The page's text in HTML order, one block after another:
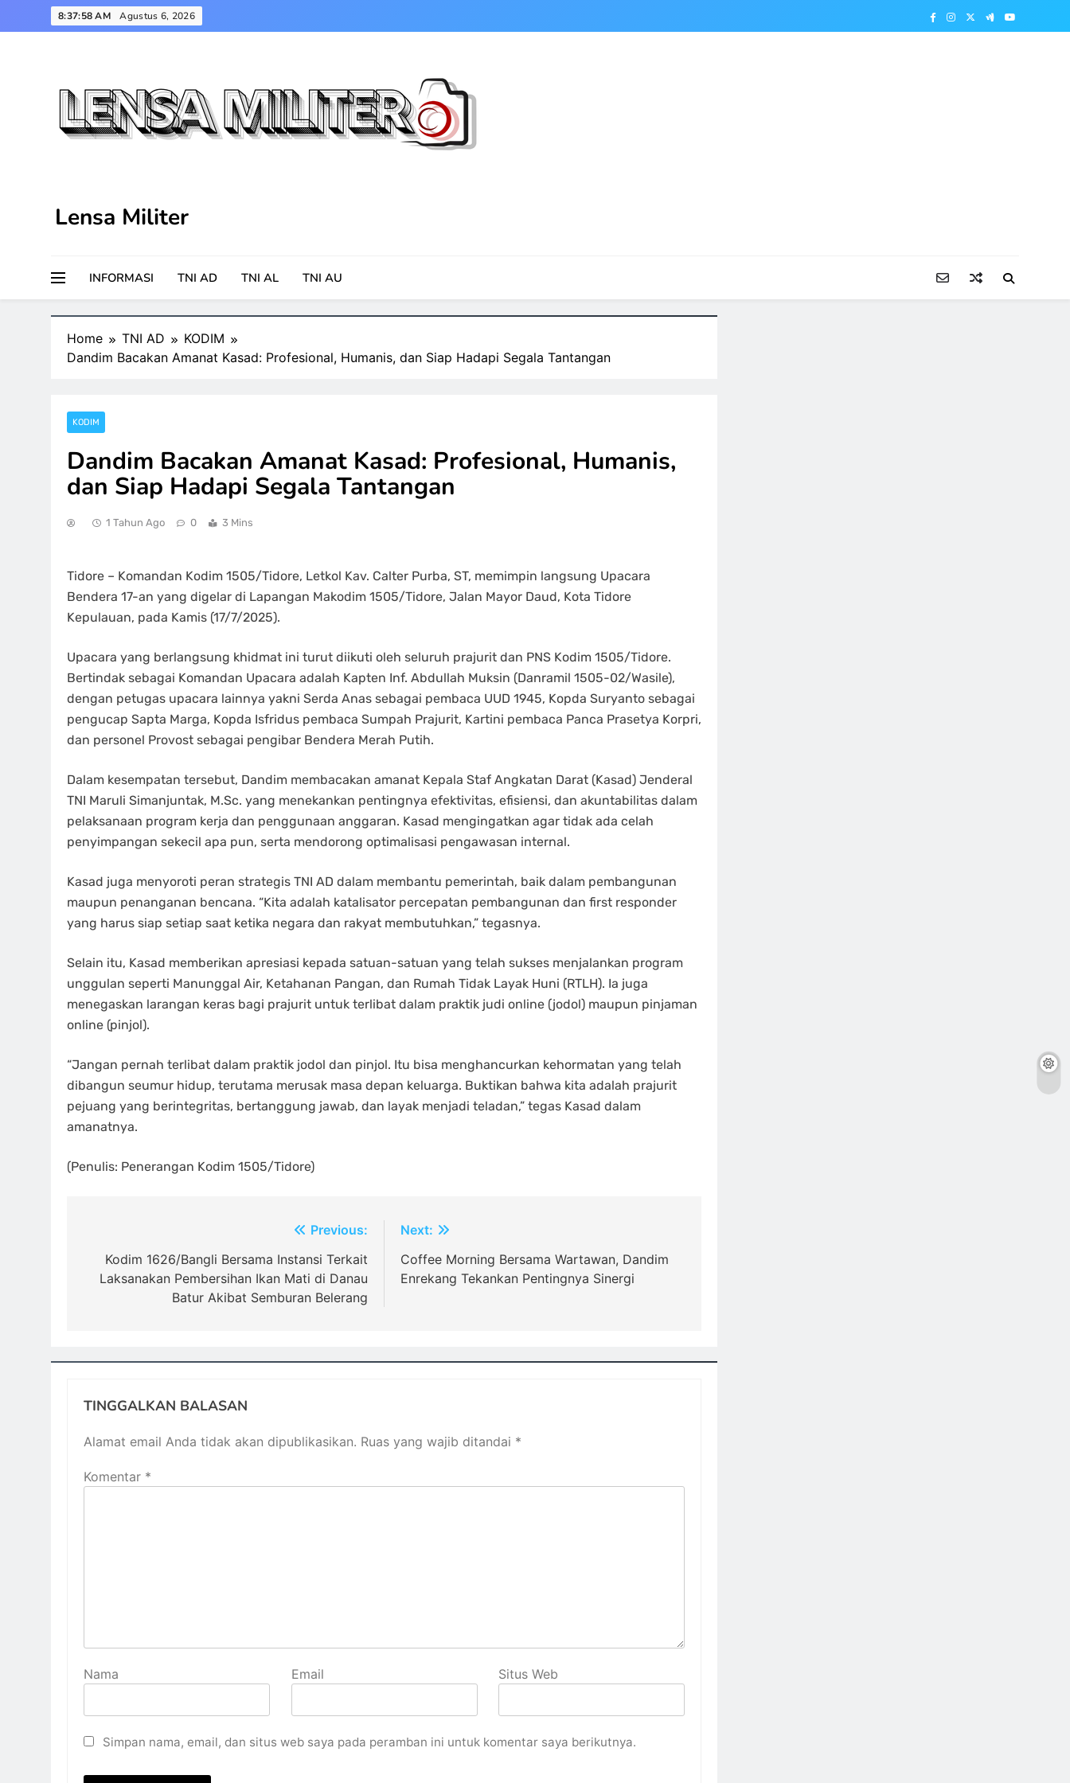
to
8:37:59 AM Agustus 6, 2026
Lensa Militer
INFORMASI TNI AD TNI AL TNI AU
Home TNI AD
KODIM
Dandim Bacakan Amanat Kasad: Profesional, Humanis, dan Siap Hadapi Segala Tantangan
KODIM
Dandim Bacakan Amanat Kasad: Profesional, Humanis,
dan Siap Hadapi Segala Tantangan
1 Tahun Ago 0 3 Mins
Tidore – Komandan Kodim 1505/Tidore, Letkol Kav. Calter Purba, ST, memimpin langsung Upacara
Bendera 17-an yang digelar di Lapangan Makodim 1505/Tidore, Jalan Mayor Daud, Kota Tidore
Kepulauan, pada Kamis (17/7/2025).
Upacara yang berlangsung khidmat ini turut diikuti oleh seluruh prajurit dan PNS Kodim 1505/Tidore.
Bertindak sebagai Komandan Upacara adalah Kapten Inf. Abdullah Muksin (Danramil 1505-02/Wasile),
dengan petugas upacara lainnya yakni Serda Anas sebagai pembaca UUD 1945, Kopda Suryanto sebagai
pengucap Sapta Marga, Kopda Isfridus pembaca Sumpah Prajurit, Kartini pembaca Panca Prasetya Korpri,
dan personel Provost sebagai pengibar Bendera Merah Putih.
Dalam kesempatan tersebut, Dandim membacakan amanat Kepala Staf Angkatan Darat (Kasad) Jenderal
TNI Maruli Simanjuntak, M.Sc. yang menekankan pentingnya efektivitas, efisiensi, dan akuntabilitas dalam
pelaksanaan program kerja dan penggunaan anggaran. Kasad mengingatkan agar tidak ada celah
penyimpangan sekecil apa pun, serta mendorong optimalisasi pengawasan internal.
Kasad juga menyoroti peran strategis TNI AD dalam membantu pemerintah, baik dalam pembangunan
maupun penanganan bencana. “Kita adalah katalisator percepatan pembangunan dan first responder
yang harus siap setiap saat ketika negara dan rakyat membutuhkan,” tegasnya.
Selain itu, Kasad memberikan apresiasi kepada satuan-satuan yang telah sukses menjalankan program
unggulan seperti Manunggal Air, Ketahanan Pangan, dan Rumah Tidak Layak Huni (RTLH). Ia juga
menegaskan larangan keras bagi prajurit untuk terlibat dalam praktik judi online (jodol) maupun pinjaman
online (pinjol).
“Jangan pernah terlibat dalam praktik jodol dan pinjol. Itu bisa menghancurkan kehormatan yang telah
dibangun seumur hidup, terutama merusak masa depan keluarga. Buktikan bahwa kita adalah prajurit
pejuang yang berintegritas, bertanggung jawab, dan layak menjadi teladan,” tegas Kasad dalam
amanatnya.
(Penulis: Penerangan Kodim 1505/Tidore)
pos
Previous:
Kodim 1626/Bangli Bersama Instansi Terkait
Laksanakan Pembersihan Ikan Mati di Danau
Batur Akibat Semburan Belerang
Next:
Coffee Morning Bersama Wartawan, Dandim
Enrekang Tekankan Pentingnya Sinergi
TINGGALKAN BALASAN
Alamat email Anda tidak akan dipublikasikan. Ruas yang wajib ditandai *
Komentar *
Nama Email Situs Web
Simpan nama, email, dan situs web saya pada peramban ini untuk komentar saya berikutnya.